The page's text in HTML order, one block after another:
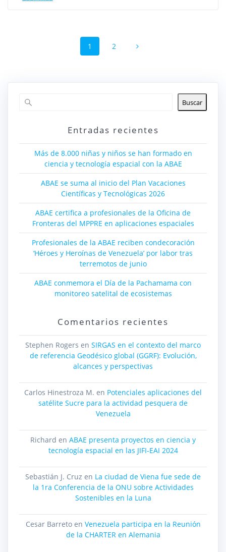
Navegación
Página
1 Página
2
Buscar
Entradas recientes
Más de 8.000 niñas y niños se han formado en
ciencia y tecnología espacial con la ABAE
ABAE se suma al inicio del Plan Vacaciones
Científicas y Tecnológicas 2026
ABAE certifica a profesionales de la Oficina de
Fronteras del MPPRE en aplicaciones espaciales
Profesionales de la ABAE reciben condecoración
‘Héroes y Heroínas de Venezuela’ por labor tras
terremotos de junio
ABAE conmemora el Día de la Pachamama con
monitoreo satelital de ecosistemas
Comentarios recientes
Stephen Rogers en SIRGAS en el contexto del marco
de referencia Geodésico global (GGRF): Evolución,
alcances y perspectivas
Carlos Hinestroza M. en Potenciales aplicaciones del
satélite Sucre para la actividad pesquera de
Venezuela
Richard en ABAE presenta proyectos en ciencia y
tecnología espacial en las JIFI-EAI 2024
Sebastián J. Cruz en La ciudad de Viena fue sede de
la 1ra Conferencia de la ONU sobre Actividades
Sostenibles en la Luna
Cesar Barretoen Venezuela participa en la Reunión
de la CHARTER en Alemania